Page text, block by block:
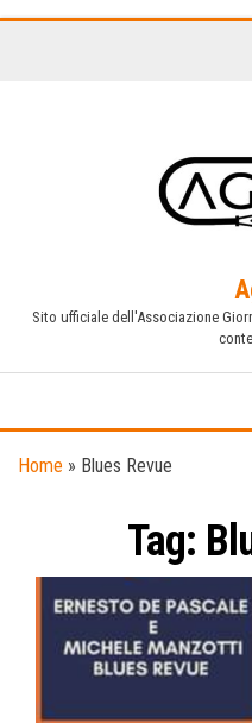
Sito ufficiale dell'Associazione
Home » Blues Revue
Tag: